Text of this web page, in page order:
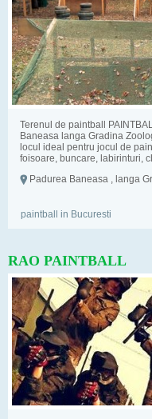
Terenul de paintball
Baneasa langa Gradina
locul ideal pentru jocul de
foisoare, buncare, labirinturi,
Padurea Baneasa , langa
paintball in Bucuresti
RAO PAINTBALL